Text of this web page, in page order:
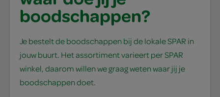
boodschappen?
Je bestelt de boodschappen bij de lokale SPAR in
jouw buurt. Het assortiment varieert per SPAR
winkel, daarom willen we graag weten waar jij je
boodschappen doet.